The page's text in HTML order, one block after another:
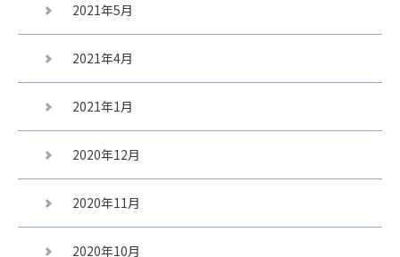
2021年5月
2021年4月
2021年1月
2020年12月
2020年11月
2020年10月